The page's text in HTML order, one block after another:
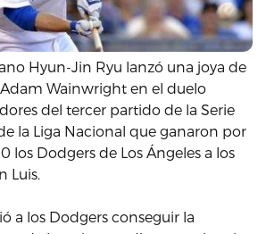
Hyun-Jin Ryu lanzó una joya de
Wainwright en el duelo
del tercer partido de la Serie
la Liga Nacional que ganaron por
los Dodgers de Los Ángeles a los
Luis.
a los Dodgers conseguir la